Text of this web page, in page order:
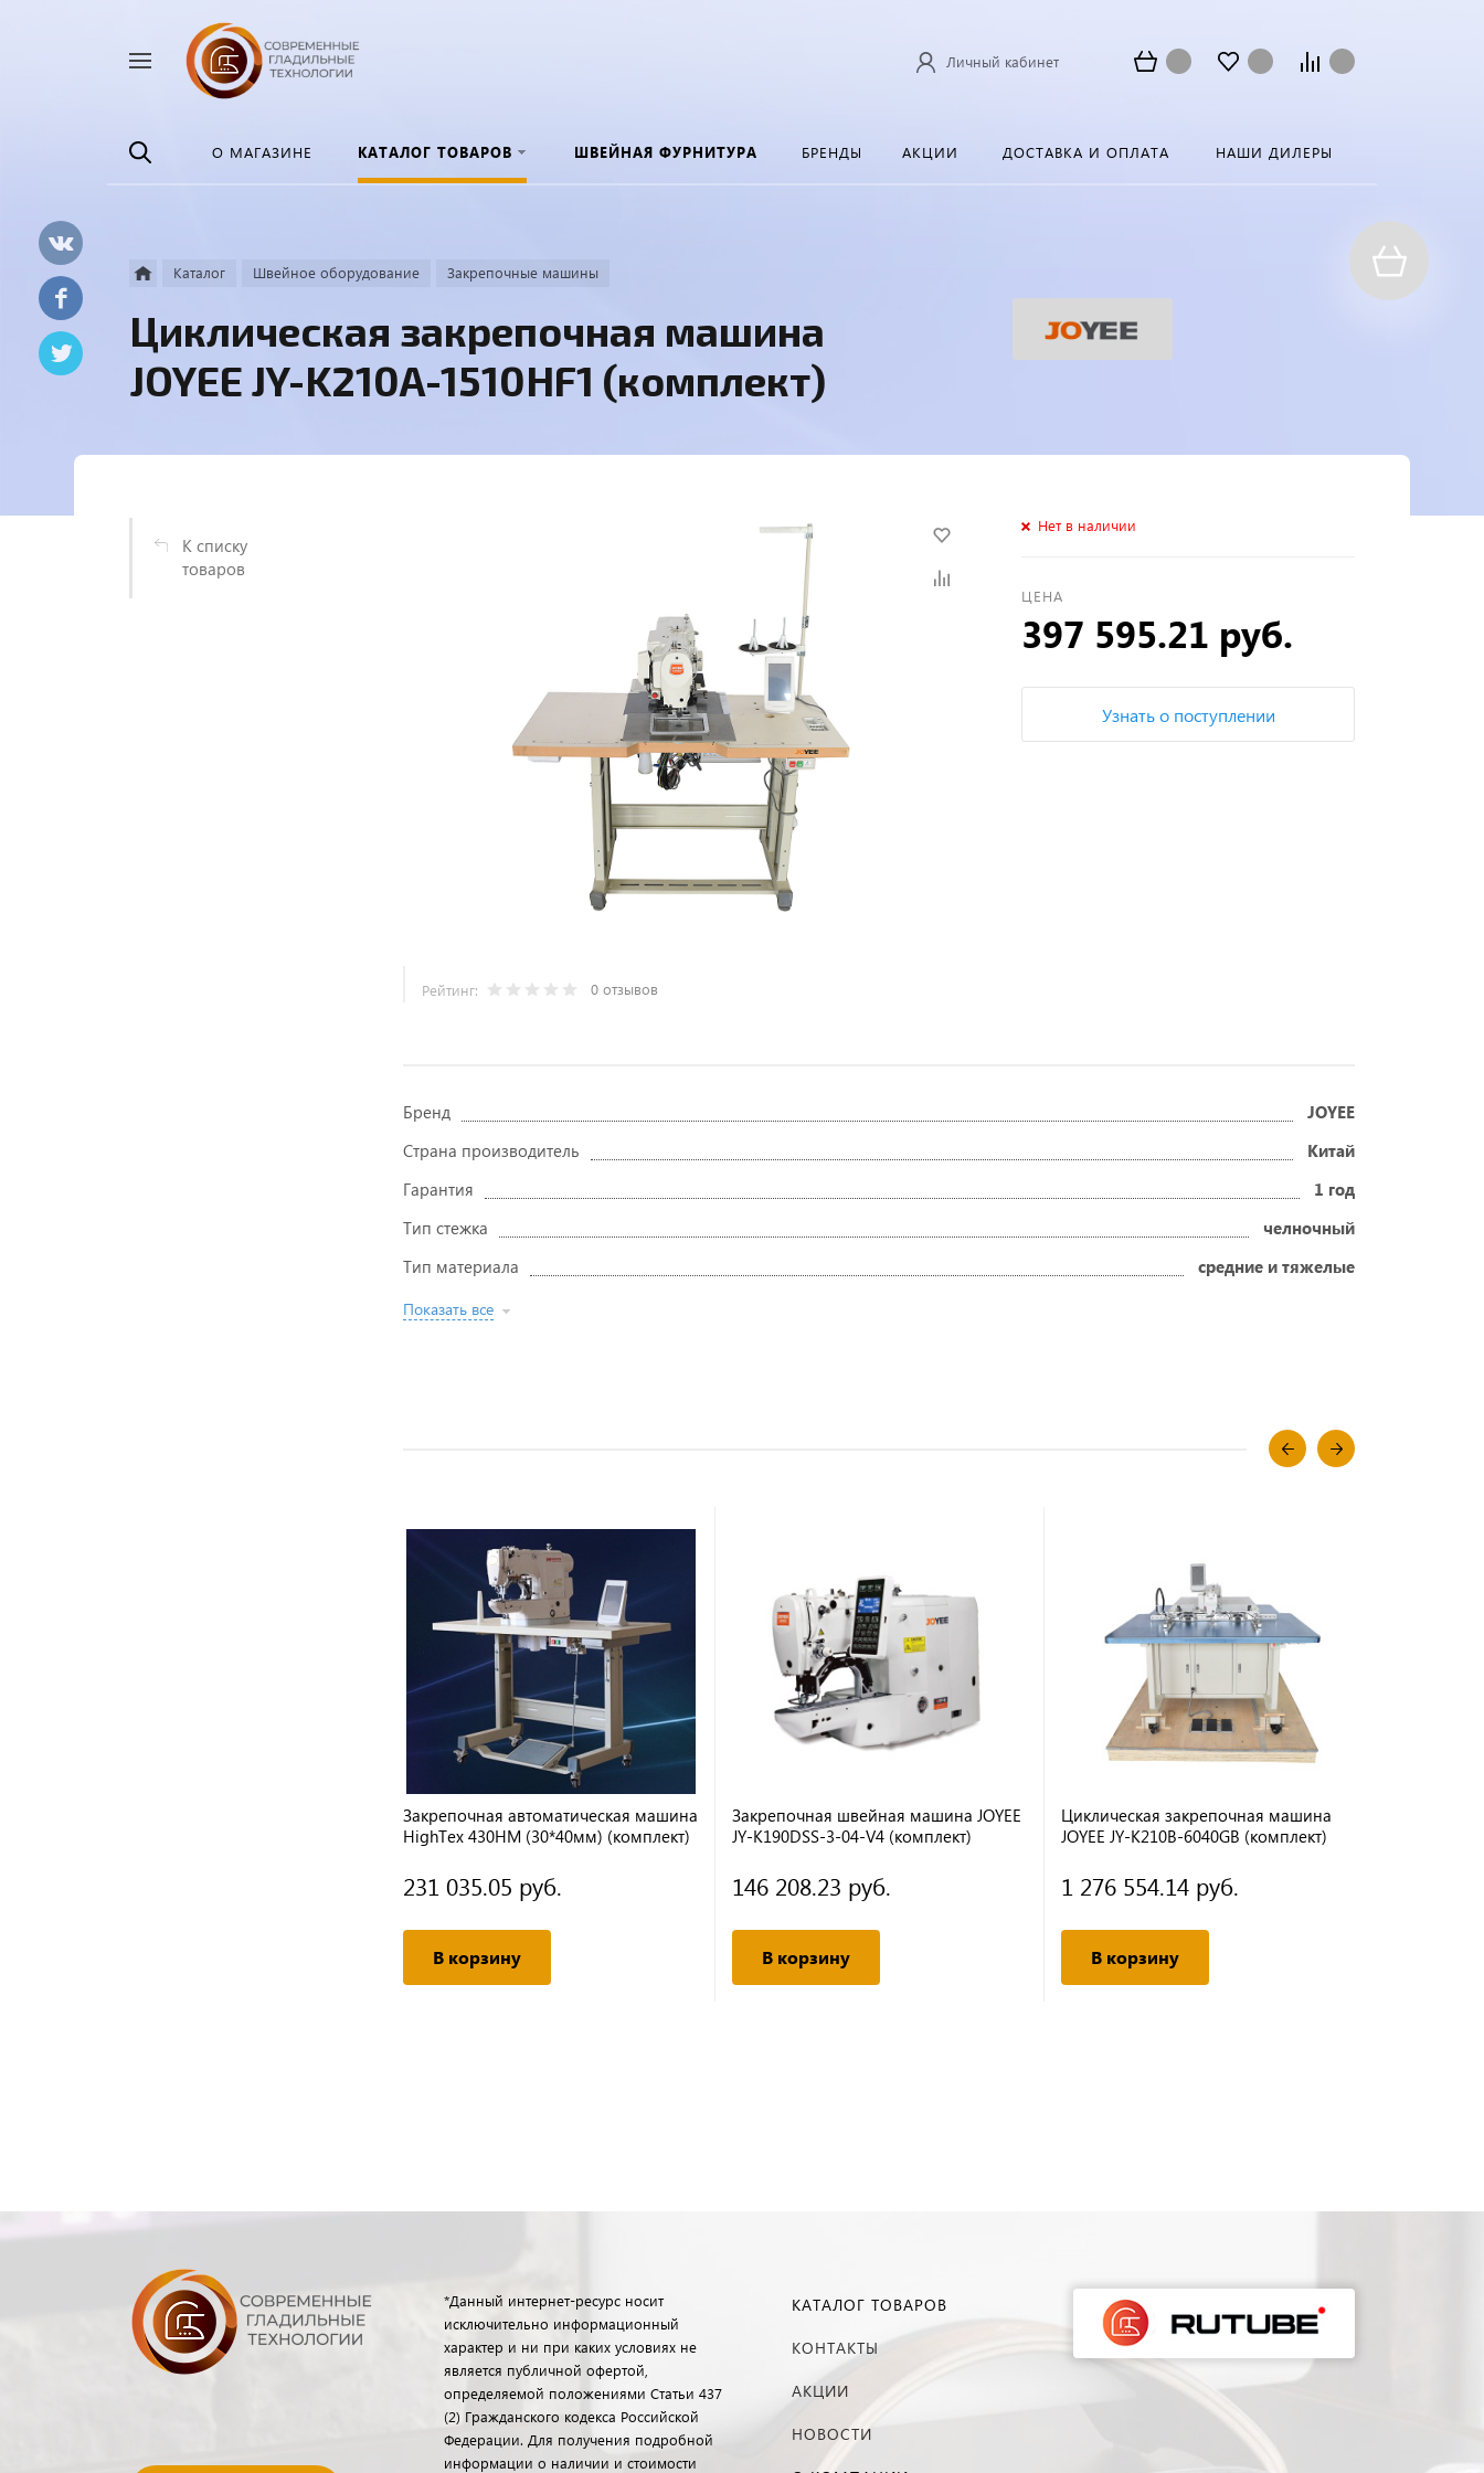
Личный кабинет
О МАГАЗИНЕ КАТАЛОГ ТОВАРОВ ШВЕЙНАЯ ФУРНИТУРА БРЕНДЫ АКЦИИ ДОСТАВКА И ОПЛАТА НАШИ ДИЛЕРЫ
Каталог Швейное оборудование Закрепочные машины
Циклическая закрепочная машина
JOYEE JY-K210A-1510HF1 (комплект)
К списку
товаров
Рейтинг: 0 отзывов
Нет в наличии
ЦЕНА
397 595.21 руб.
Узнать о поступлении
Бренд
JOYEE
Страна производитель
Китай
Гарантия
1 год
Тип стежка
челночный
Тип материала
средние и тяжелые
Показать все
Закрепочная автоматическая машина
HighTex 430HM (30*40мм) (комплект)
231 035.05 руб.
В корзину
Закрепочная швейная машина JOYEE
JY-K190DSS-3-04-V4 (комплект)
146 208.23 руб.
В корзину
Циклическая закрепочная машина
JOYEE JY-K210B-6040GB (комплект)
1 276 554.14 руб.
В корзину
*Данный интернет-ресурс носит
исключительно информационный
характер и ни при каких условиях не
является публичной офертой,
определяемой положениями Статьи 437
(2) Гражданского кодекса Российской
Федерации. Для получения подробной
информации о наличии и стоимости
КАТАЛОГ ТОВАРОВ
КОНТАКТЫ
АКЦИИ
НОВОСТИ